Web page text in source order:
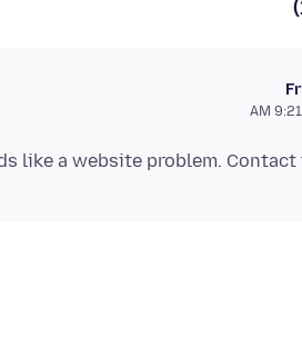
like a website problem.